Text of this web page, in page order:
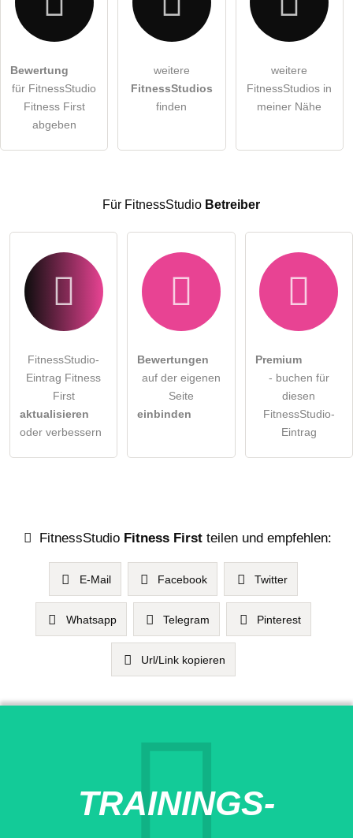
Hiermit akzeptiere ich dieAGB
DieDatenschutzerklärung habe ich zur Kenntnis genommen.
öffentliche Frage stellen
Besucher sichtbar
Bewertung
für FitnessStudio
Fitness First
abgeben
weitere
FitnessStudios
finden
weitere
FitnessStudios in
meiner Nähe
Für FitnessStudio Betreiber
FitnessStudio-
Eintrag Fitness
First
aktualisieren
oder verbessern
Bewertungen
auf der eigenen
Seite
einbinden
Premium
- buchen für
diesen
FitnessStudio-
Eintrag
FitnessStudio Fitness First teilen und empfehlen:
E-Mail Facebook Twitter
Whatsapp Telegram Pinterest
Url/Link kopieren
TRAININGS-